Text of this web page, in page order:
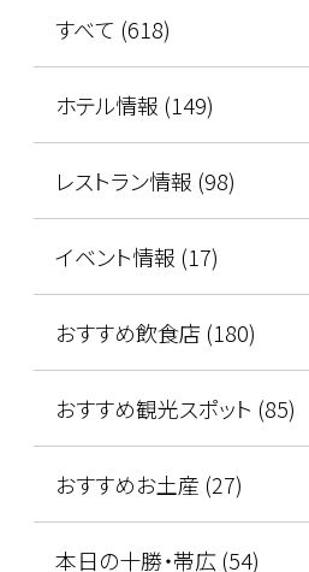
すべて (618)
ホテル情報 (149)
レストラン情報 (98)
イベント情報 (17)
おすすめ飲食店 (180)
おすすめ観光スポット (85)
おすすめお土産 (27)
本日の十勝・帯広 (54)